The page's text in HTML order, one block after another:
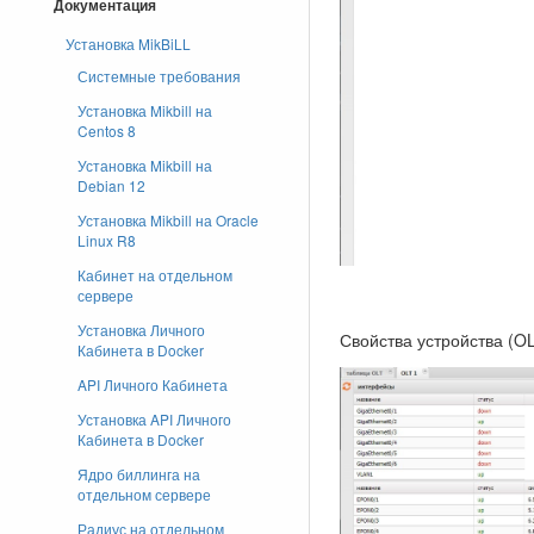
Документация
Установка MikBiLL
Системные требования
Установка Mikbill на
Centos 8
Установка Mikbill на
Debian 12
Установка Mikbill на Oracle
Linux R8
Кабинет на отдельном
сервере
Установка Личного
Кабинета в Docker
API Личного Кабинета
Установка API Личного
Кабинета в Docker
Ядро биллинга на
отдельном сервере
Радиус на отдельном
Свойства устройства